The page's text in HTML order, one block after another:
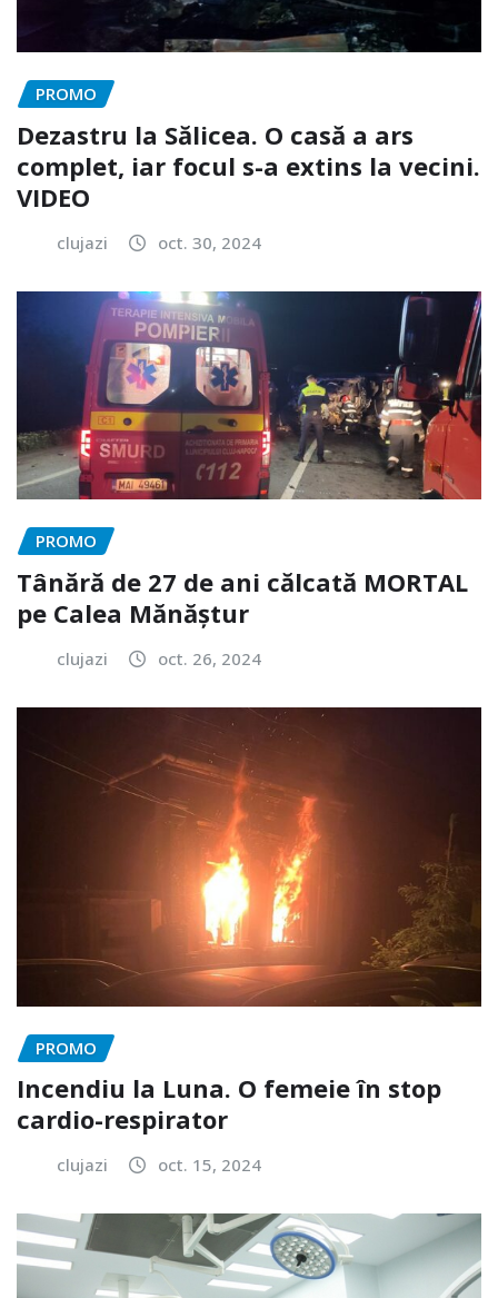
PROMO
Dezastru la Sălicea. O casă a ars
complet, iar focul s-a extins la vecini.
VIDEO
clujazi oct. 30, 2024
PROMO
Tânără de 27 de ani călcată MORTAL
pe Calea Mănăștur
clujazi oct. 26, 2024
PROMO
Incendiu la Luna. O femeie în stop
cardio-respirator
clujazi oct. 15, 2024